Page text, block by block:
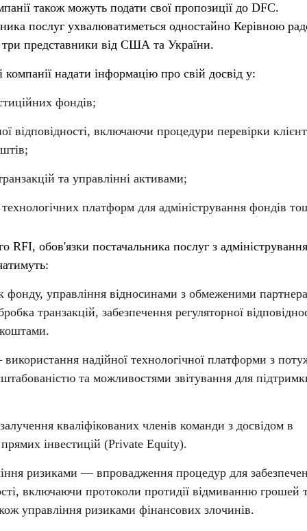
також можуть подати свої пропозиції до DFC.
послуг ухвалюватиметься одностайно Керівною
представники від США та України.
надати інформацію про свій досвід у:
фондів;
відповідності, включаючи процедури перевірки
та управлінні активами;
платформ для адміністрування фондів
RFI, обов'язки постачальника послуг з адміністрування
фонду, управління відносинами з обмеженими
транзакцій, забезпечення регуляторної
використання надійної технологічної платформи з
та можливостями звітування для
кваліфікованих членів команди з досвідом в
прямих інвестицій (Private Equity).
ризиками — впровадження процедур для
включаючи протоколи протидії відмиванню грошей
управління ризиками фінансових злочинів.